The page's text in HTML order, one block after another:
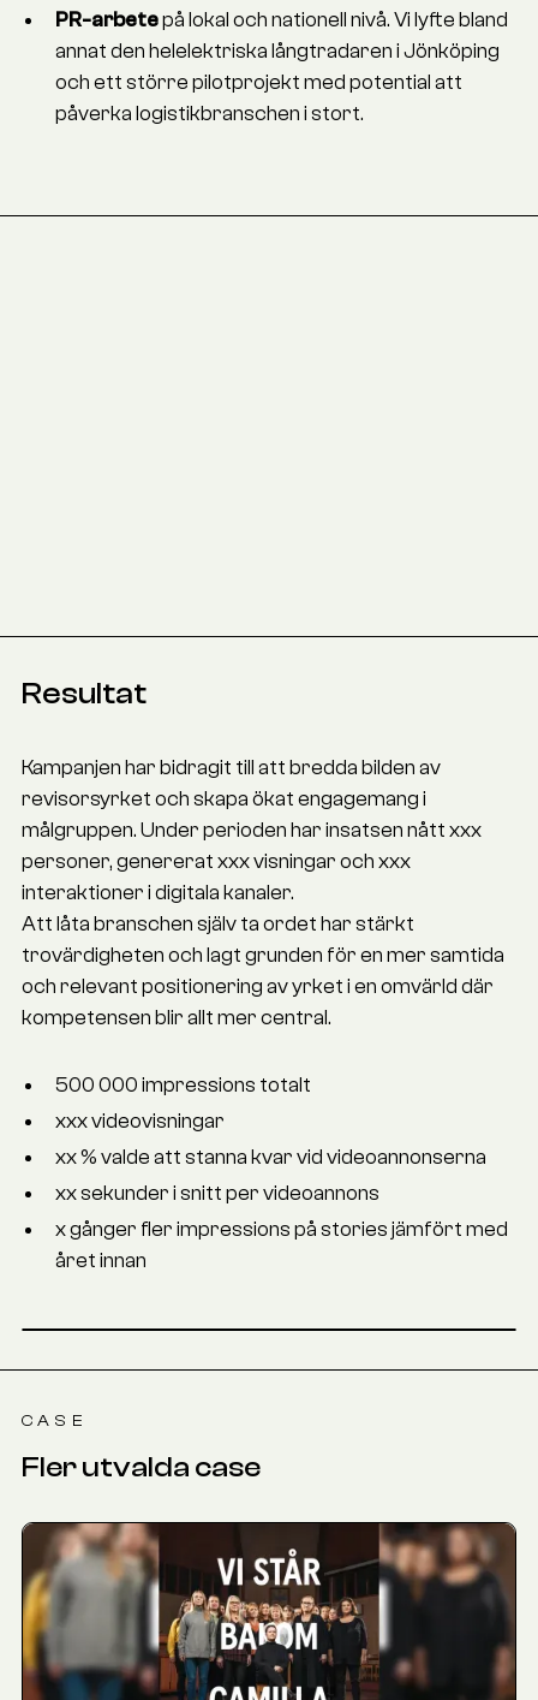
PR-arbetepå lokal och nationell nivå. Vi lyfte bland
annat den helelektriska långtradaren i Jönköping
och ett större pilotprojekt med potential att
påverka logistikbranschen i stort.
Resultat
Kampanjen har bidragit till att bredda bilden av
revisorsyrket och skapa ökat engagemang i
målgruppen. Under perioden har insatsen nått xxx
personer, genererat xxx visningar och xxx
interaktioner i digitala kanaler.
Att låta branschen själv ta ordet har stärkt
trovärdigheten och lagt grunden för en mer samtida
och relevant positionering av yrket i en omvärld där
kompetensen blir allt mer central.
500 000 impressions totalt
xxx videovisningar
xx % valde att stanna kvar vid videoannonserna
xx sekunder i snitt per videoannons
x gånger fler impressions på stories jämfört med
året innan
CASE
Fler utvalda case